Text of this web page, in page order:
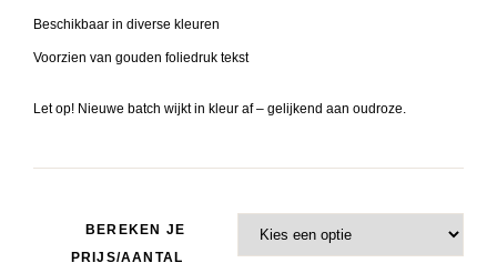
Beschikbaar in diverse kleuren
Voorzien van gouden foliedruk tekst
Let op! Nieuwe batch wijkt in kleur af – gelijkend aan oudroze.
BEREKEN JE
PRIJS/AANTAL